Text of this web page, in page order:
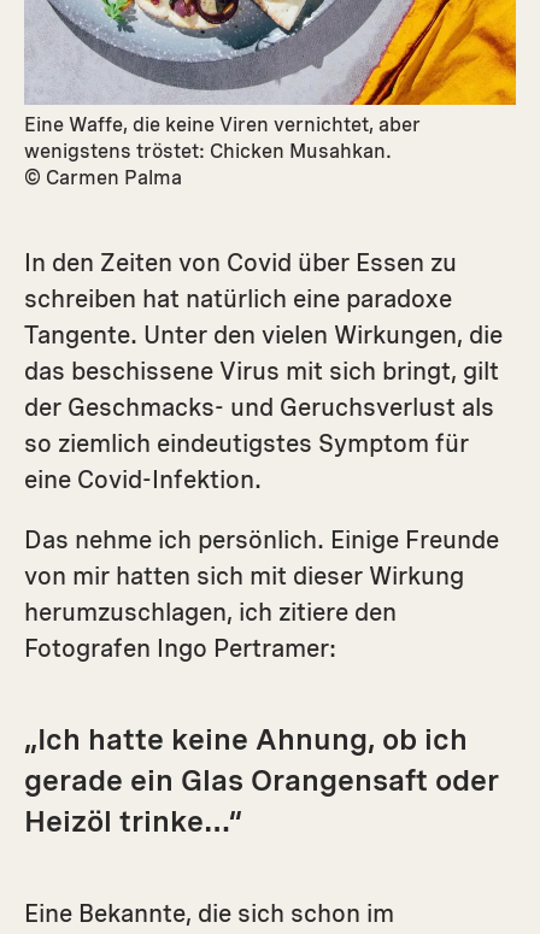
Eine Waffe, die keine Viren vernichtet, aber
wenigstens tröstet: Chicken Musahkan.
© Carmen Palma
In den Zeiten von Covid über Essen zu
schreiben hat natürlich eine paradoxe
Tangente. Unter den vielen Wirkungen, die
das beschissene Virus mit sich bringt, gilt
der Geschmacks- und Geruchsverlust als
so ziemlich eindeutigstes Symptom für
eine Covid-Infektion.
Das nehme ich persönlich. Einige Freunde
von mir hatten sich mit dieser Wirkung
herumzuschlagen, ich zitiere den
Fotografen Ingo Pertramer:
„Ich hatte keine Ahnung, ob ich
gerade ein Glas Orangensaft oder
Heizöl trinke…“
Eine Bekannte, die sich schon im